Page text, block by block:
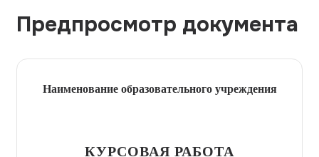
Предпросмотр документа
Наименование образовательного учреждения
КУРСОВАЯ РАБОТА